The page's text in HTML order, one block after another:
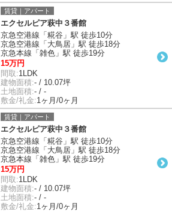
賃貸｜アパート
エクセルピア萩中３番館
京急空港線「糀谷」駅 徒歩10分
京急空港線「大鳥居」駅 徒歩18分
京急本線「雑色」駅 徒歩19分
15万円
間取:1LDK
建物面積:- / 10.07坪
土地面積:- / -
敷金/礼金:1ヶ月/0ヶ月
賃貸｜アパート
エクセルピア萩中３番館
京急空港線「糀谷」駅 徒歩10分
京急空港線「大鳥居」駅 徒歩18分
京急本線「雑色」駅 徒歩19分
15万円
間取:1LDK
建物面積:- / 10.07坪
土地面積:- / -
敷金/礼金:1ヶ月/0ヶ月